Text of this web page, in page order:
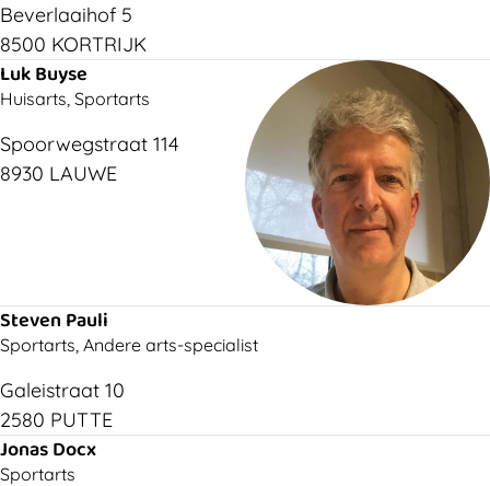
Beverlaaihof 5
8500 KORTRIJK
Luk Buyse
Huisarts, Sportarts
Spoorwegstraat 114
8930 LAUWE
Steven Pauli
Sportarts, Andere arts-specialist
Galeistraat 10
2580 PUTTE
Jonas Docx
Sportarts